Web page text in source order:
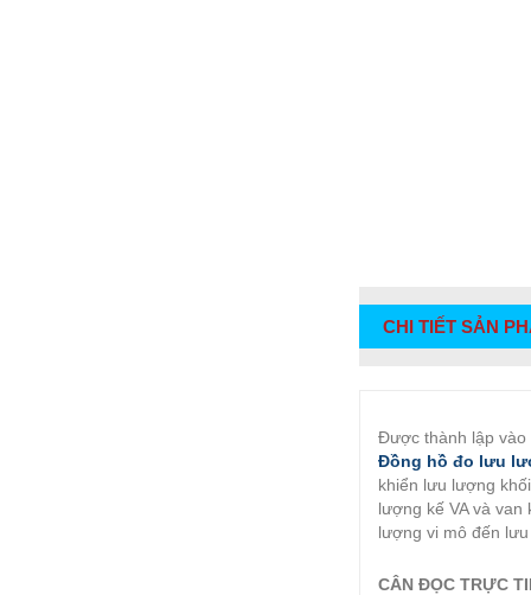
CHI TIẾT SẢN
Được thành lập
Đồng hồ đo lưu
khiển lưu lượng
lượng kế VA và
lượng vi mô đến
CÂN ĐỌC TRỰC